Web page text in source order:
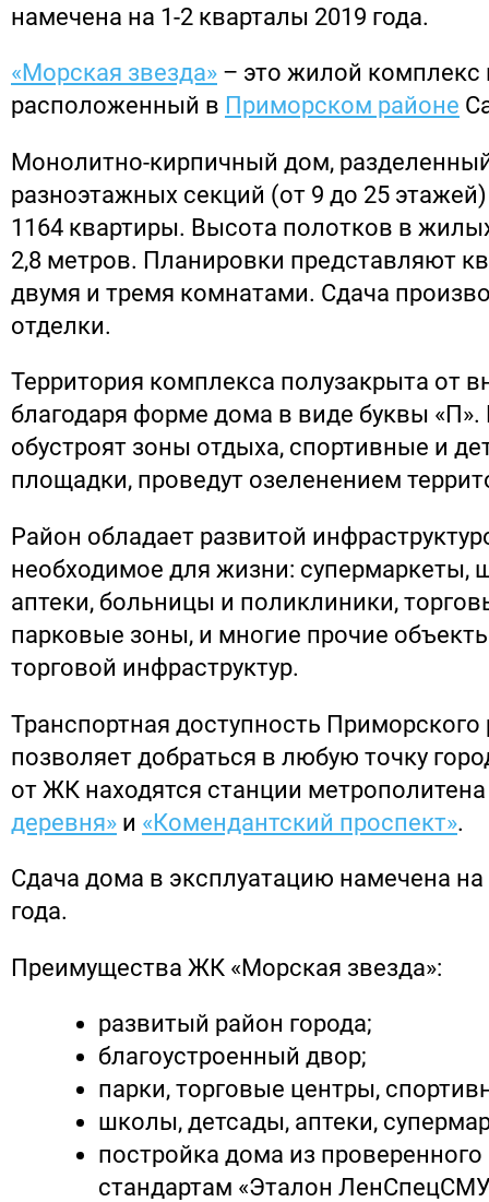
намечена на 1-2 кварталы 2019 года.
«Морская звезда» – это жилой комплекс
расположенный в Приморском районе
Монолитно-кирпичный дом,
разноэтажных секций (от 9 до 25
1164 квартиры. Высота полотков в
2,8 метров. Планировки представляют
двумя и тремя комнатами. Сдача
отделки.
Территория комплекса полузакрыта от
благодаря форме дома в виде буквы «П».
обустроят зоны отдыха, спортивные и
площадки, проведут озеленением
Район обладает развитой
необходимое для жизни: супермаркеты,
аптеки, больницы и поликлиники,
парковые зоны, и многие прочие
торговой инфраструктур.
Транспортная доступность Приморского
позволяет добраться в любую точку
от ЖК находятся станции
деревня» и «Комендантский проспект».
Сдача дома в эксплуатацию намечена на
года.
Преимущества ЖК «Морская звезда»:
развитый район города;
благоустроенный двор;
парки, торговые центры,
школы, детсады, аптеки,
постройка дома из
стандартам «Эталон